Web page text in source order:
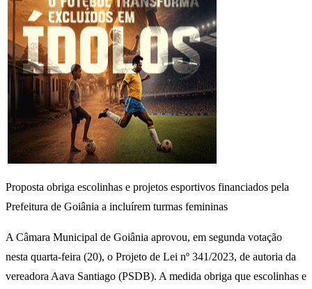
Proposta obriga escolinhas e projetos esportivos financiados pela
Prefeitura de Goiânia a incluírem turmas femininas
A Câmara Municipal de Goiânia aprovou, em segunda votação
nesta quarta-feira (20), o Projeto de Lei nº 341/2023, de autoria da
vereadora Aava Santiago (PSDB). A medida obriga que escolinhas e